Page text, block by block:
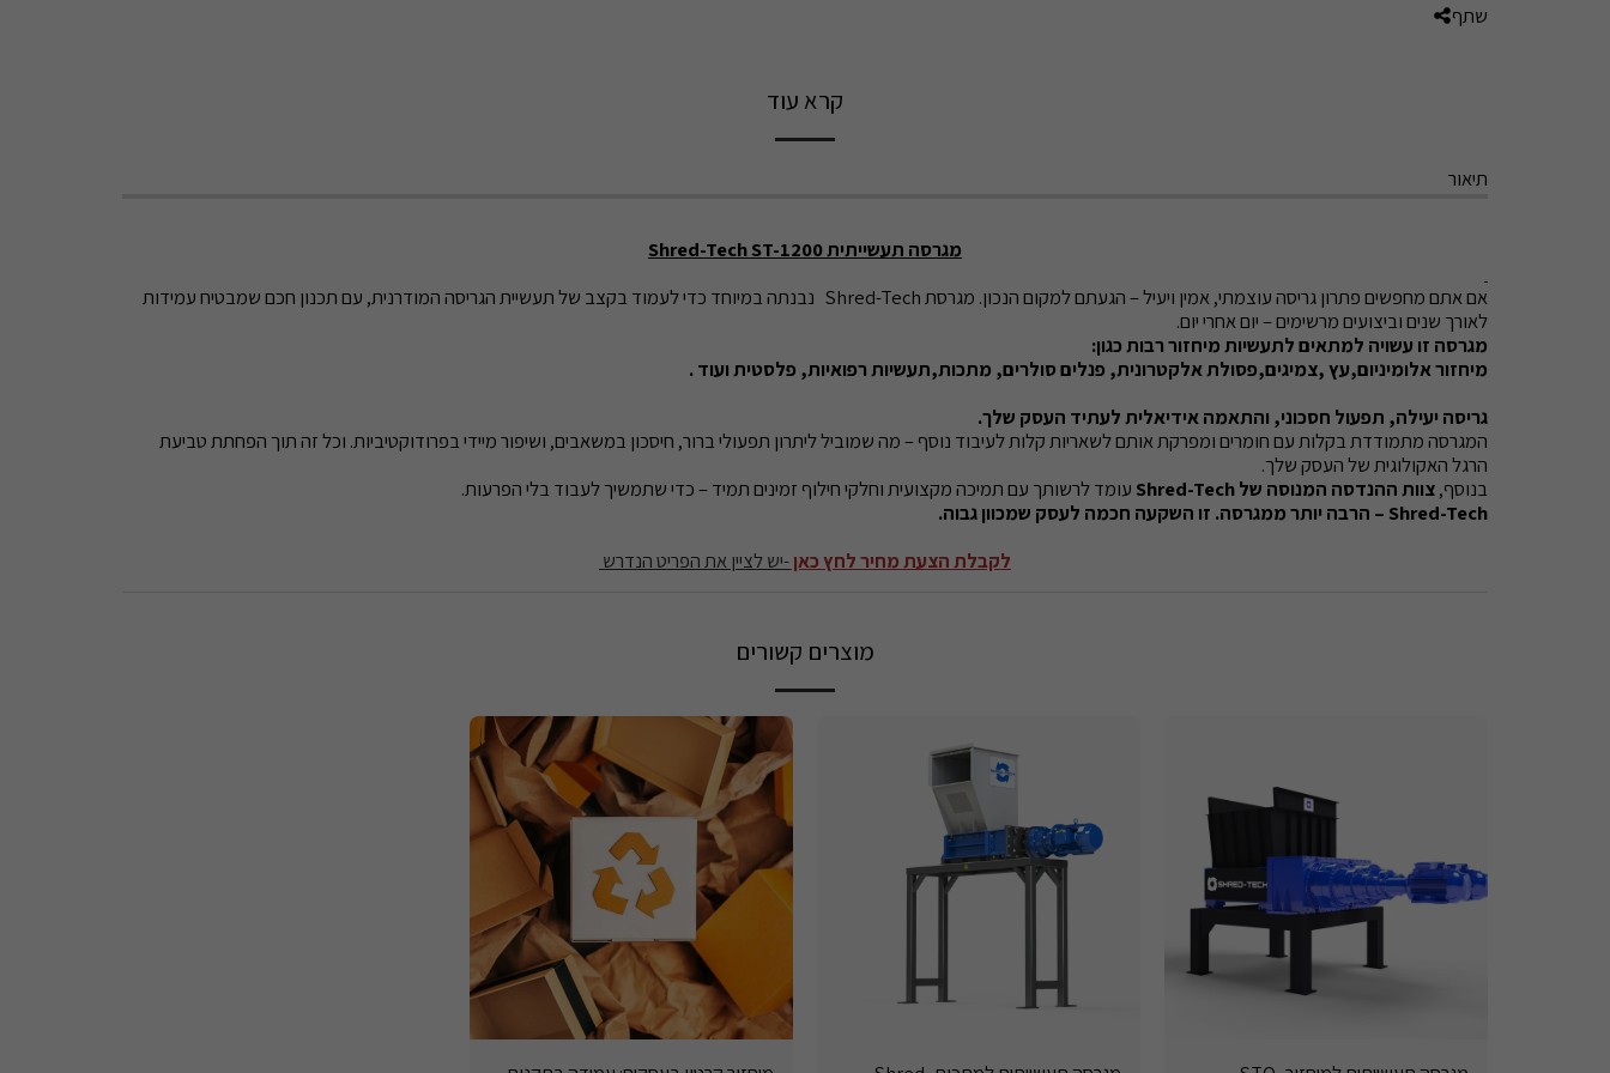
שתף
קרא עוד
תיאור
מגרסה תעשייתית Shred-Tech ST-1200
אם אתם מחפשים פתרון גריסה עוצמתי, אמין ויעיל – הגעתם למקום הנכון. מגרסת Shred-Tech נבנתה במיוחד כדי לעמוד בקצב של תעשיית הגריסה המודרנית, עם תכנון חכם שמבטיח עמידות
לאורך שנים וביצועים מרשימים – יום אחרי יום.
מגרסה זו עשויה למתאים לתעשיות מיחזור רבות כגון:
מיחזור אלומיניום,עץ ,צמיגים,פסולת אלקטרונית, פנלים סולרים, מתכות,תעשיות רפואיות, פלסטית ועוד .
גריסה יעילה, תפעול חסכוני, והתאמה אידיאלית לעתיד העסק שלך.
המגרסה מתמודדת בקלות עם חומרים ומפרקת אותם לשאריות קלות לעיבוד נוסף – מה שמוביל ליתרון תפעולי ברור, חיסכון במשאבים, ושיפור מיידי בפרודוקטיביות. וכל זה תוך הפחתת טביעת
הרגל האקולוגית של העסק שלך.
בנוסף,צוות ההנדסה המנוסה של Shred-Tech
עומד לרשותך עם תמיכה מקצועית וחלקי חילוף זמינים תמיד – כדי שתמשיך לעבוד בלי הפרעות.
Shred-Tech – הרבה יותר ממגרסה. זו השקעה חכמה לעסק שמכוון גבוה.
לקבלת הצעת מחיר לחץ כאן-יש לציין את הפריט הנדרש
מוצרים קשורים